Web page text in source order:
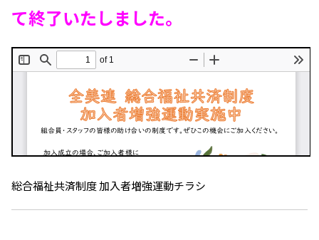
て終了いたしました。
総合福祉共済制度 加入者増強運動チラシ